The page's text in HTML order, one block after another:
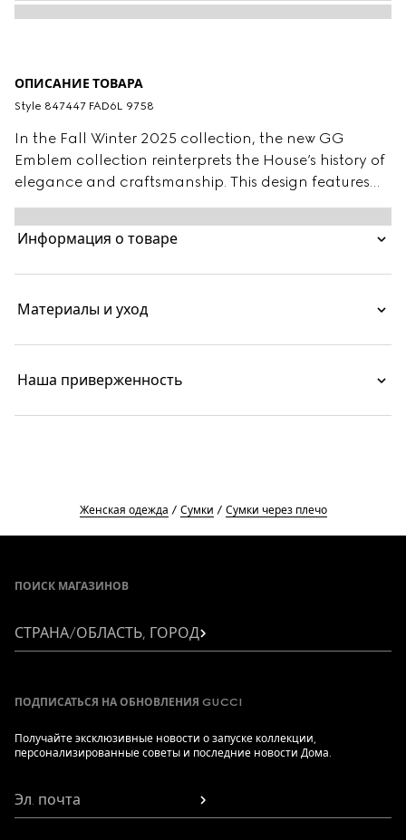
ОПИСАНИЕ ТОВАРА
Style ‎847447 FAD6L 9758
In the Fall Winter 2025 collection, the new GG
Emblem collection reinterprets the House’s history of
elegance and craftsmanship. This design features
both a chain shoulder strap and additional
adjustable leather strap.
Информация о товаре
Материалы и уход
Наша приверженность
Женская одежда Сумки Сумки через плечо
ПОИСК МАГАЗИНОВ
СТРАНА/ОБЛАСТЬ, ГОРОД
ПОДПИСАТЬСЯ НА ОБНОВЛЕНИЯ GUCCI
Получайте эксклюзивные новости о запуске коллекции,
персонализированные советы и последние новости Дома.
Эл. почта